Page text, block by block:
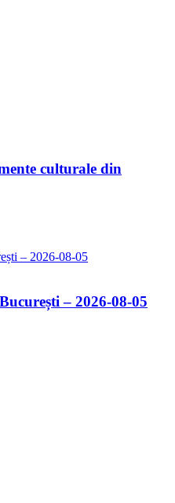
culturale din
– 2026-08-05